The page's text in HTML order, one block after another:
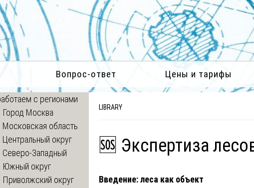
Вопрос-ответ Цены и тарифы
LIBRARY
🆘 Экспертиза
Введение: леса как объект
с регионами
Город Москва
Московская область
Центральный округ
Северо-Западный
Южный округ
Приволжский округ